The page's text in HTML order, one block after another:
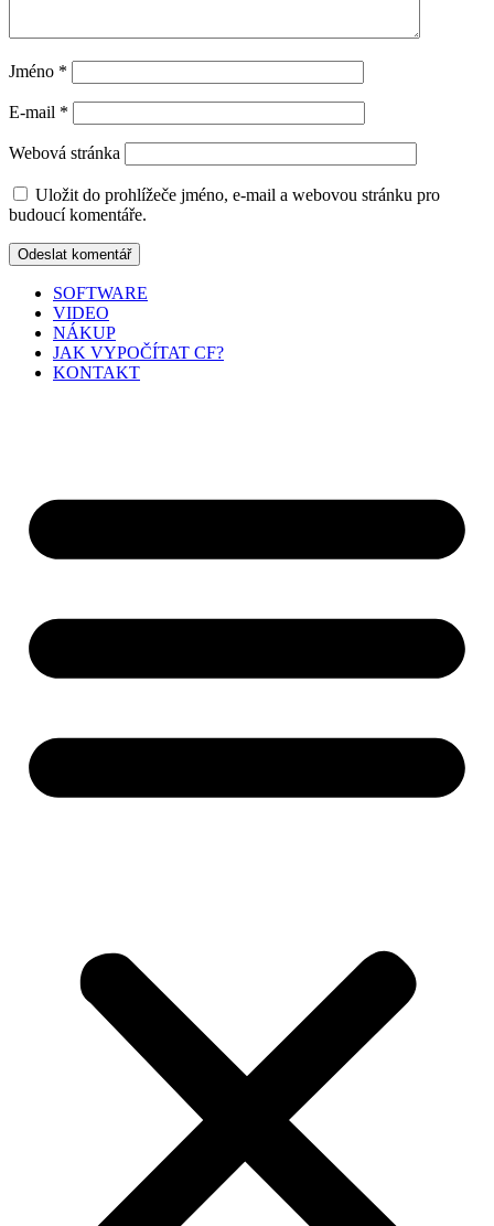
Jméno *
E-mail *
Webová stránka
Uložit do prohlížeče jméno, e-mail a webovou stránku pro
budoucí komentáře.
SOFTWARE
VIDEO
NÁKUP
JAK VYPOČÍTAT CF?
KONTAKT